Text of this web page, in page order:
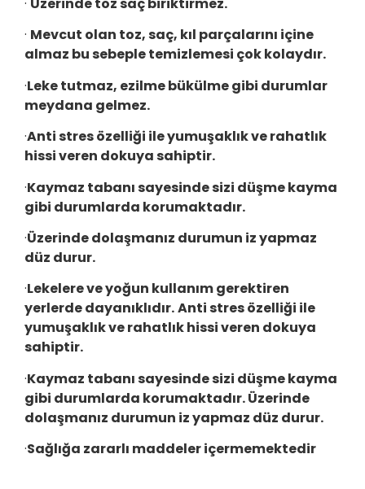
· Mevcut olan toz, saç, kıl parçalarını içine
almaz bu sebeple temizlemesi çok kolaydır.
·Leke tutmaz, ezilme bükülme gibi durumlar
meydana gelmez.
·Anti stres özelliği ile yumuşaklık ve rahatlık
hissi veren dokuya sahiptir.
·Kaymaz tabanı sayesinde sizi düşme kayma
gibi durumlarda korumaktadır.
·Üzerinde dolaşmanız durumun iz yapmaz
düz durur.
·Lekelere ve yoğun kullanım gerektiren
yerlerde dayanıklıdır.Anti stres özelliği ile
yumuşaklık ve rahatlık hissi veren dokuya
sahiptir.
·Kaymaz tabanı sayesinde sizi düşme kayma
gibi durumlarda korumaktadır. Üzerinde
dolaşmanız durumun iz yapmaz düz durur.
·Sağlığa zararlı maddeler içermemektedir